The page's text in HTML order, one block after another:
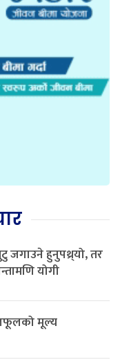
जगाउने हुनुपथ्र्यो, तर
योगी
मूल्य